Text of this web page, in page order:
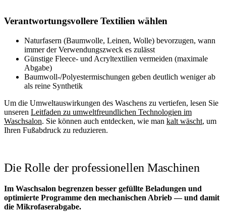
Verantwortungsvollere Textilien wählen
Naturfasern (Baumwolle, Leinen, Wolle) bevorzugen, wann
immer der Verwendungszweck es zulässt
Günstige Fleece- und Acryltextilien vermeiden (maximale
Abgabe)
Baumwoll-/Polyestermischungen geben deutlich weniger ab
als reine Synthetik
Um die Umweltauswirkungen des Waschens zu vertiefen, lesen Sie
unseren Leitfaden zu umweltfreundlichen Technologien im
Waschsalon. Sie können auch entdecken, wie man kalt wäscht, um
Ihren Fußabdruck zu reduzieren.
Die Rolle der professionellen Maschinen
Im Waschsalon begrenzen besser gefüllte Beladungen und
optimierte Programme den mechanischen Abrieb — und damit
die Mikrofaserabgabe.